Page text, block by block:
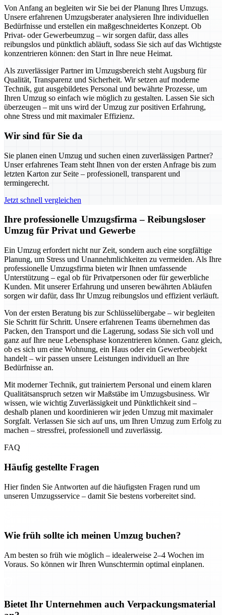
Von Anfang an begleiten wir Sie bei der Planung Ihres Umzugs.
Unsere erfahrenen Umzugsberater analysieren Ihre individuellen
Bedürfnisse und erstellen ein maßgeschneidertes Konzept. Ob
Privat- oder Gewerbeumzug – wir sorgen dafür, dass alles
reibungslos und pünktlich abläuft, sodass Sie sich auf das Wichtigste
konzentrieren können: den Start in Ihre neue Heimat.
Als zuverlässiger Partner im Umzugsbereich steht Augsburg für
Qualität, Transparenz und Sicherheit. Wir setzen auf moderne
Technik, gut ausgebildetes Personal und bewährte Prozesse, um
Ihren Umzug so einfach wie möglich zu gestalten. Lassen Sie sich
überzeugen – mit uns wird der Umzug zur positiven Erfahrung,
ohne Stress und mit maximaler Effizienz.
Wir sind für Sie da
Sie planen einen Umzug und suchen einen zuverlässigen Partner?
Unser erfahrenes Team steht Ihnen von der ersten Anfrage bis zum
letzten Karton zur Seite – professionell, transparent und
termingerecht.
Jetzt schnell vergleichen
Ihre professionelle Umzugsfirma – Reibungsloser
Umzug für Privat und Gewerbe
Ein Umzug erfordert nicht nur Zeit, sondern auch eine sorgfältige
Planung, um Stress und Unannehmlichkeiten zu vermeiden. Als Ihre
professionelle Umzugsfirma bieten wir Ihnen umfassende
Unterstützung – egal ob für Privatpersonen oder für gewerbliche
Kunden. Mit unserer Erfahrung und unseren bewährten Abläufen
sorgen wir dafür, dass Ihr Umzug reibungslos und effizient verläuft.
Von der ersten Beratung bis zur Schlüsselübergabe – wir begleiten
Sie Schritt für Schritt. Unsere erfahrenen Teams übernehmen das
Packen, den Transport und die Lagerung, sodass Sie sich voll und
ganz auf Ihre neue Lebensphase konzentrieren können. Ganz gleich,
ob es sich um eine Wohnung, ein Haus oder ein Gewerbeobjekt
handelt – wir passen unsere Leistungen individuell an Ihre
Bedürfnisse an.
Mit moderner Technik, gut trainiertem Personal und einem klaren
Qualitätsanspruch setzen wir Maßstäbe im Umzugsbusiness. Wir
wissen, wie wichtig Zuverlässigkeit und Pünktlichkeit sind –
deshalb planen und koordinieren wir jeden Umzug mit maximaler
Sorgfalt. Verlassen Sie sich auf uns, um Ihren Umzug zum Erfolg zu
machen – stressfrei, professionell und zuverlässig.
FAQ
Häufig gestellte Fragen
Hier finden Sie Antworten auf die häufigsten Fragen rund um
unseren Umzugsservice – damit Sie bestens vorbereitet sind.
Wie früh sollte ich meinen Umzug buchen?
Am besten so früh wie möglich – idealerweise 2–4 Wochen im
Voraus. So können wir Ihren Wunschtermin optimal einplanen.
Bietet Ihr Unternehmen auch Verpackungsmaterial